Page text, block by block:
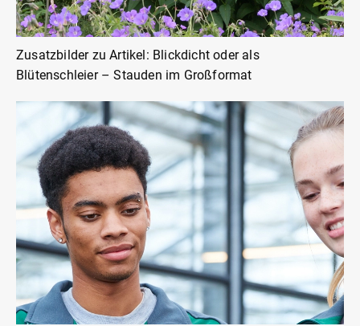
Zusatzbilder zu Artikel: Blickdicht oder als
Blütenschleier – Stauden im Großformat